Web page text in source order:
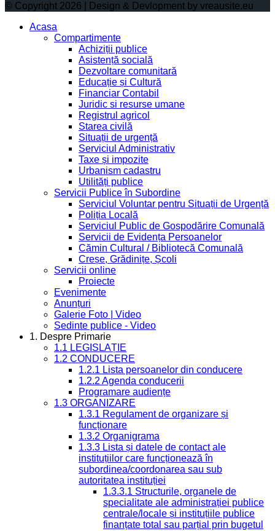
© Copyright 2026 | Design & Devlopment by vreausite.eu
Acasa
Compartimente
Achiziții publice
Asistență socială
Dezvoltare comunitară
Educație și Cultură
Financiar Contabil
Juridic si resurse umane
Registrul agricol
Starea civilă
Situații de urgență
Serviciul Administrativ
Taxe și impozite
Urbanism cadastru
Utilități publice
Servicii Publice în Subordine
Serviciul Voluntar pentru Situații de Urgență
Poliția Locală
Serviciul Public de Gospodărire Comunală
Servicii de Evidența Persoanelor
Cămin Cultural / Bibliotecă Comunală
Creșe, Grădinițe, Școli
Servicii online
Proiecte
Evenimente
Anunțuri
Galerie Foto | Video
Sedinte publice - Video
1. Despre Primarie
1.1 LEGISLAȚIE
1.2 CONDUCERE
1.2.1 Lista persoanelor din conducere
1.2.2 Agenda conducerii
Programare audiențe
1.3 ORGANIZARE
1.3.1 Regulament de organizare și
funcționare
1.3.2 Organigrama
1.3.3 Lista și datele de contact ale
instituțiilor care funcționează în
subordinea/coordonarea sau sub
autoritatea instituției
1.3.3.1 Structurile, organele de
specialitate ale administrației publice
centrale/locale și instituțiile publice
finanțate total sau parțial prin bugetul